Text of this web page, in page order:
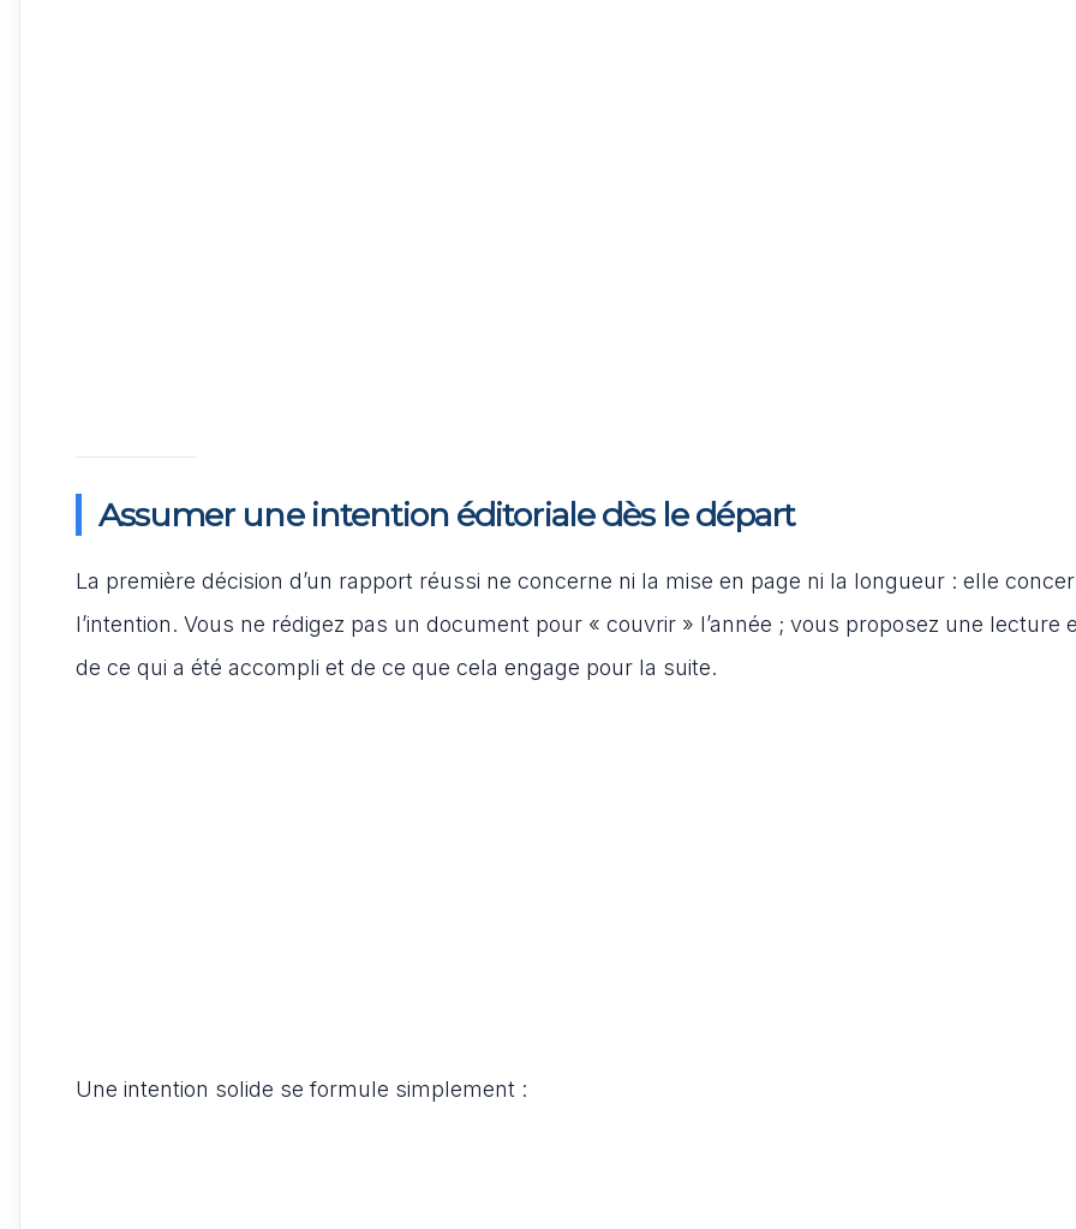
Assumer une intention éditoriale dès le départ
La première décision d’un rapport réussi ne concerne ni la mise en page ni la longueur : elle
l’intention. Vous ne rédigez pas un document pour « couvrir » l’année ; vous proposez une lecture
de ce qui a été accompli et de ce que cela engage pour la suite.
Une intention solide se formule simplement :